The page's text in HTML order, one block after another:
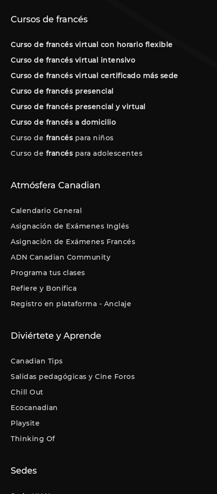
Cursos de francés
Curso de francés virtual con horario flexible
Curso de francés virtual intensivo
Curso de francés virtual certificado más sede
Curso de francés presencial
Curso de francés presencial y virtual
Curso de francés a domicilio
Curso de francéspara niños
Curso de francéspara adolescentes
Atmósfera Canadian
Calendario General
Asignación de Exámenes Inglés
Asignación de Exámenes Francés
ADN Canadian Community
Programa tus clases
Refiere y Bonifica
Registro en plataforma - Anclaje
Diviértete y Aprende
Canadian Tips
Salidas pedagógicas y Cine Foros
Chill Out
Ecocanadian
Playsite
Thinking Of
Sedes